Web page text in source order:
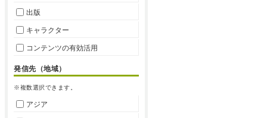
出版
キャラクター
コンテンツの有効活用
発信先（地域）
※複数選択できます。
アジア